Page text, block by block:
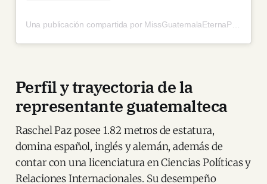
Perfil y trayectoria de la
representante guatemalteca
Raschel Paz posee 1.82 metros de estatura,
domina español, inglés y alemán, además de
contar con una licenciatura en Ciencias Políticas y
Relaciones Internacionales. Su desempeño